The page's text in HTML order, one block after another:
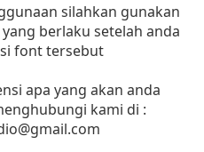
silahkan gunakan
berlaku setelah anda
font tersebut
apa yang akan anda
kami di :